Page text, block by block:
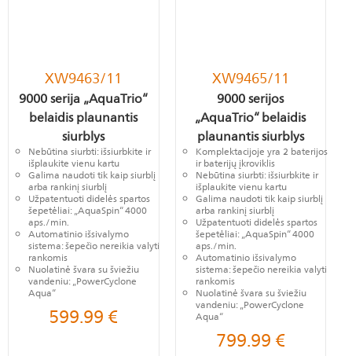
XW9463/11
9000 serija „AquaTrio“
belaidis plaunantis
siurblys
Nebūtina siurbti: išsiurbkite ir
išplaukite vienu kartu
Galima naudoti tik kaip siurblį
arba rankinį siurblį
Užpatentuoti didelės spartos
šepetėliai: „AquaSpin“ 4000
aps./min.
Automatinio išsivalymo
sistema: šepečio nereikia valyti
rankomis
Nuolatinė švara su šviežiu
vandeniu: „PowerCyclone
Aqua“
599.99€
XW9465/11
9000 serijos
„AquaTrio“ belaidis
plaunantis siurblys
Komplektacijoje yra 2 baterijos
ir baterijų įkroviklis
Nebūtina siurbti: išsiurbkite ir
išplaukite vienu kartu
Galima naudoti tik kaip siurblį
arba rankinį siurblį
Užpatentuoti didelės spartos
šepetėliai: „AquaSpin“ 4000
aps./min.
Automatinio išsivalymo
sistema: šepečio nereikia valyti
rankomis
Nuolatinė švara su šviežiu
vandeniu: „PowerCyclone
Aqua“
799.99€